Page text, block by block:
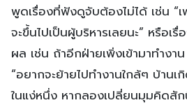
พูดเรื่องที่ฟังดูจับต้องไม่ได้ เช่น
จะขึ้นไปเป็นผู้บริหารเลยนะ” หรือเ
ผล เช่น ถ้าอีกฝ่ายเพิ่งเข้ามาทำงา
“อยากจะย้ายไปทำงานใกล้ๆ บ้านเกิ
ในแง่หนึ่ง หากลองเปลี่ยนมุมคิดสั